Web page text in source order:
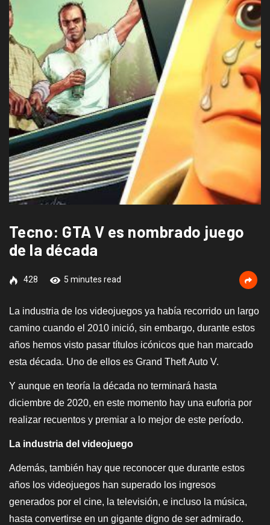
Tecno: GTA V es nombrado juego
de la década
428 5 minutes read
La industria de los videojuegos ya había recorrido un largo
camino cuando el 2010 inició, sin embargo, durante estos
años hemos visto pasar títulos icónicos que han marcado
esta década. Uno de ellos es Grand Theft Auto V.
Y aunque en teoría la década no terminará hasta
diciembre de 2020, en este momento hay una euforia por
realizar recuentos y premiar a lo mejor de este período.
La industria del videojuego
Además, también hay que reconocer que durante estos
años los videojuegos han superado los ingresos
generados por el cine, la televisión, e incluso la música,
hasta convertirse en un gigante digno de ser admirado.